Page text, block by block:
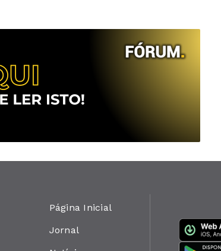
Página Inicial
Jornal